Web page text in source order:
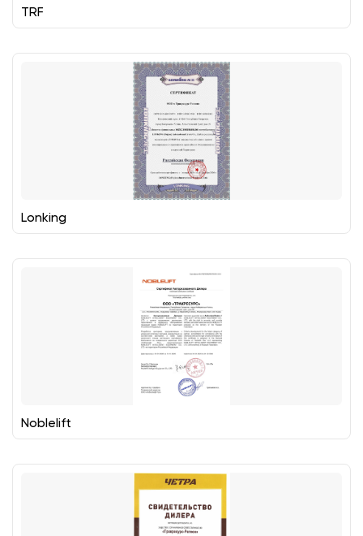
TRF
Lonking
Noblelift